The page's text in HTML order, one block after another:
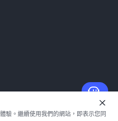
Co., Ltd. 保留一切權利.
驗。繼續使用我們的網站，即表示您同